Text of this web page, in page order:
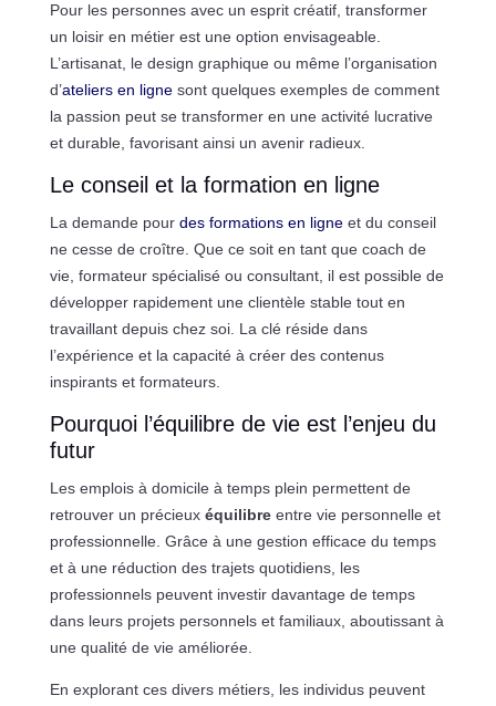
Pour les personnes avec un esprit créatif, transformer
un loisir en métier est une option envisageable.
L’artisanat, le design graphique ou même l’organisation
d’ateliers en lignesont quelques exemples de comment
la passion peut se transformer en une activité lucrative
et durable, favorisant ainsi un avenir radieux.
Le conseil et la formation en ligne
La demande pour des formations en ligneet du conseil
ne cesse de croître. Que ce soit en tant que coach de
vie, formateur spécialisé ou consultant, il est possible de
développer rapidement une clientèle stable tout en
travaillant depuis chez soi. La clé réside dans
l’expérience et la capacité à créer des contenus
inspirants et formateurs.
Pourquoi l’équilibre de vie est l’enjeu du
futur
Les emplois à domicile à temps plein permettent de
retrouver un précieux équilibreentre vie personnelle et
professionnelle. Grâce à une gestion efficace du temps
et à une réduction des trajets quotidiens, les
professionnels peuvent investir davantage de temps
dans leurs projets personnels et familiaux, aboutissant à
une qualité de vie améliorée.
En explorant ces divers métiers, les individus peuvent